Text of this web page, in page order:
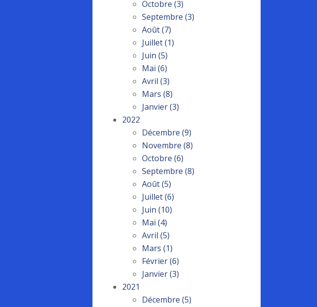
Octobre (3)
Septembre (3)
Août(7)
Juillet(1)
Juin (5)
Mai (6)
Avril (3)
Mars (8)
Janvier(3)
2022
Décembre (9)
Novembre (8)
Octobre (6)
Septembre (8)
Août(5)
Juillet(6)
Juin (10)
Mai (4)
Avril (5)
Mars (1)
Février(6)
Janvier(3)
2021
Décembre (5)